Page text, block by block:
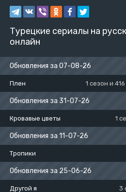
Турецкие сериалы на
онлайн
Обновления за 07-08-26
Плен
Обновления за 31-07-26
Кровавые цветы
Обновления за 11-07-26
Тропики
Обновления за 25-06-26
Другой я